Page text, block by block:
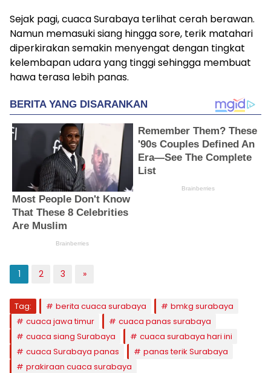
Sejak pagi, cuaca Surabaya terlihat cerah berawan.
Namun memasuki siang hingga sore, terik matahari
diperkirakan semakin menyengat dengan tingkat
kelembapan udara yang tinggi sehingga membuat
hawa terasa lebih panas.
1 2 3 »
Tag: berita cuaca surabaya
bmkg surabaya
cuaca jawa timur
cuaca panas surabaya
cuaca siang Surabaya
cuaca surabaya hari ini
cuaca Surabaya panas
panas terik Surabaya
prakiraan cuaca surabaya